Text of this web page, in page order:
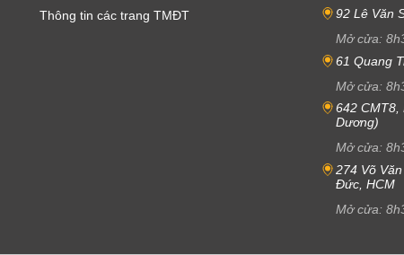
Thông tin các trang TMĐT
92 Lê Văn
Mở cửa:
61 Quang
Mở cửa:
642 CMT8,
Dương)
Mở cửa:
274 Võ
Đức, HCM
Mở cửa: